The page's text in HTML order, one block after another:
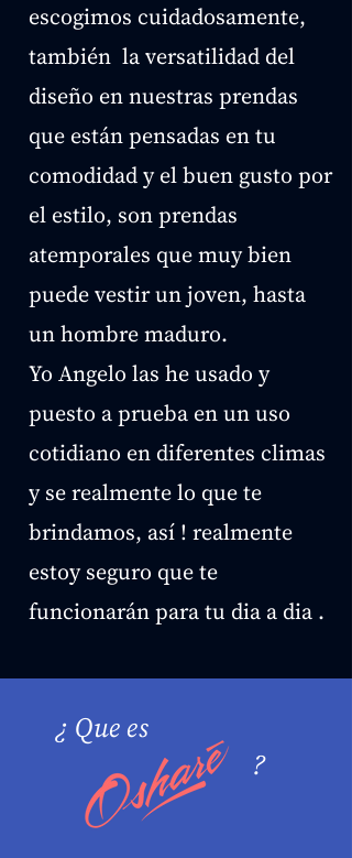
escogimos cuidadosamente,
también la versatilidad del
diseño en nuestras prendas
que están pensadas en tu
comodidad y el buen gusto por
el estilo, son prendas
atemporales que muy bien
puede vestir un joven, hasta
un hombre maduro.
Yo Angelo las he usado y
puesto a prueba en un uso
cotidiano en diferentes climas
y se realmente lo que te
brindamos, así ! realmente
estoy seguro que te
funcionarán para tu dia a dia .
¿ Que es
?